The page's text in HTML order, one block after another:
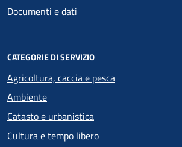
Documenti e dati
CATEGORIE DI SERVIZIO
Agricoltura, caccia e pesca
Ambiente
Catasto e urbanistica
Cultura e tempo libero